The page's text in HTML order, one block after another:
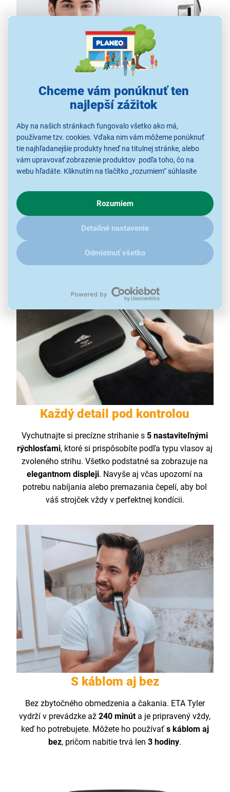
Chceme vám ponúknuť ten
najlepší zážitok
Aby na našich stránkach fungovalo všetko ako má,
používame tzv. cookies. Vďaka nim vám môžeme ponúknuť
tie najhľadanejšie produkty hneď na titulnej stránke, alebo
vám upravovať zobrazenie produktov podľa toho, čo na
webu hľadáte. Kliknutím na tlačítko „rozumiem“ súhlasíte
o chovaní na webe pre zobrazovaní cielených reklám.
V prípade že vás zaujímajú detaily, ako u nás s cookies a
ďalšími údaji pracujeme, kliknitesem.
Rozumiem
Detailné nastavenie
Odmietnuť všetko
Dokonalý zostrih
Upravte svoj štýl s profesionálnou presnosťou.
Zastrihávacia hlava s
titánovo-keramickým ostrím
vám zabezpečí precízny výsledok pri každom ťahu.
hrebeňovým nadstavcom(3–18 mm) si ľahko
vytvoríte štýl presne podľa svojich predstáv. Nechýba
ani
, ktorý si
poradí aj s hustejšími vlasmi.
Každý detail pod kontrolou
Vychutnajte si precízne strihanie s 5 nastaviteľnými
rýchlosťami, ktoré si prispôsobíte podľa typu vlasov aj
zvoleného strihu. Všetko podstatné sa zobrazuje na
elegantnom displeji. Navyše aj včas upozorní na
potrebu nabíjania alebo premazania čepelí, aby bol
váš strojček vždy v perfektnej kondícii.
S káblom aj bez
Bez zbytočného obmedzenia a čakania. ETA Tyler
vydrží v prevádzke až 240 minúta je pripravený vždy,
keď ho potrebujete. Môžete ho používať s káblom aj
bez, pričom nabitie trvá len3 hodiny.